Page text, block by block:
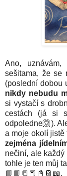
Ano,
sešitama, že se
(poslední dobou
nikdy nebudu
si vystačí s
cestách (já si
odpoledne🙆).
a moje okolí jistě
zejména
nečiní, ale
tohle je ten můj
📘📙📒📕📓📔📖.